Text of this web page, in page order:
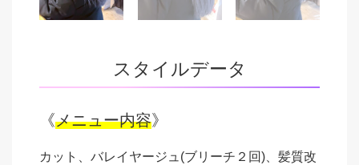
スタイルデータ
《メニュー内容》
カット、バレイヤージュ(ブリーチ２回)、髪質改